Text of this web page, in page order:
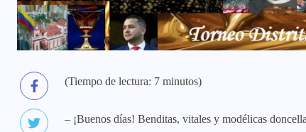
(Tiempo de lectura: 7 minutos)
– ¡Buenos días! Benditas, vitales y modélicas